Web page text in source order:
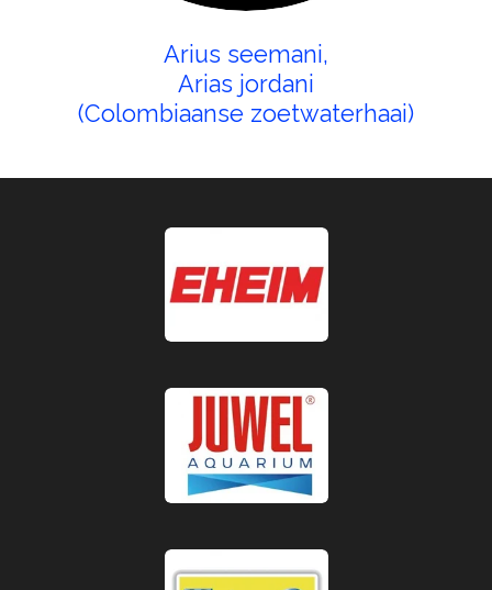
Arius seemani,
Arias jordani
(Colombiaanse zoetwaterhaai)